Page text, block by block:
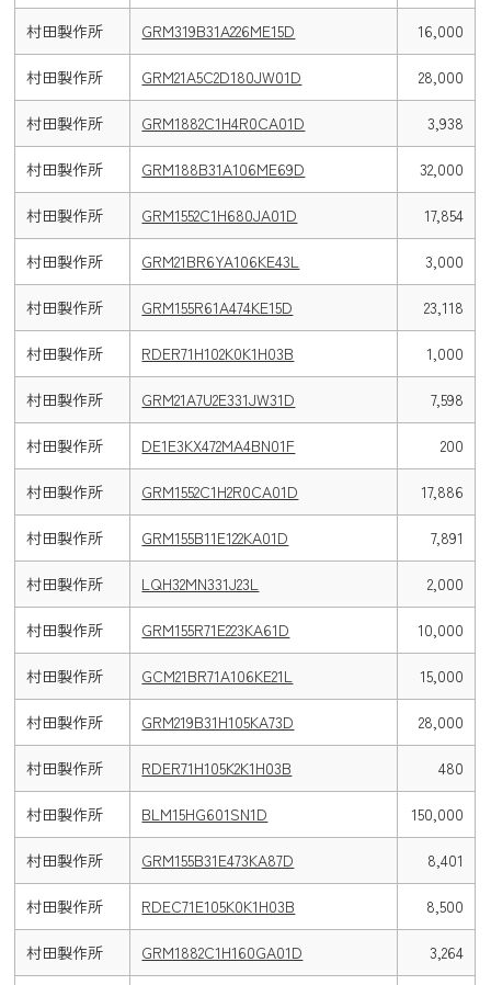
村田製作所 GRM319B31A226ME15D 16,000
村田製作所 GRM21A5C2D180JW01D 28,000
村田製作所 GRM1882C1H4R0CA01D 3,938
村田製作所 GRM188B31A106ME69D 32,000
村田製作所 GRM1552C1H680JA01D 17,854
村田製作所 GRM21BR6YA106KE43L 3,000
村田製作所 GRM155R61A474KE15D 23,118
村田製作所 RDER71H102K0K1H03B 1,000
村田製作所 GRM21A7U2E331JW31D 7,598
村田製作所 DE1E3KX472MA4BN01F 200
村田製作所 GRM1552C1H2R0CA01D 17,886
村田製作所 GRM155B11E122KA01D 7,891
村田製作所 LQH32MN331J23L 2,000
村田製作所 GRM155R71E223KA61D 10,000
村田製作所 GCM21BR71A106KE21L 15,000
村田製作所 GRM219B31H105KA73D 28,000
村田製作所 RDER71H105K2K1H03B 480
村田製作所 BLM15HG601SN1D 150,000
村田製作所 GRM155B31E473KA87D 8,401
村田製作所 RDEC71E105K0K1H03B 8,500
村田製作所 GRM1882C1H160GA01D 3,264